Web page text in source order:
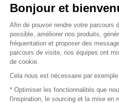
Vendez vos
Plan du
© 2016 –
Bonjour et
Afin de pouvoir rendre votre parcours
possible, améliorer nos produits,
fréquentation et proposer des
parcours de visite, nos équipes ont
de cookie.
Cela nous est nécessaire par
* Optimiser les fonctionnalités que
l'inspiration, le sourcing et la mise en